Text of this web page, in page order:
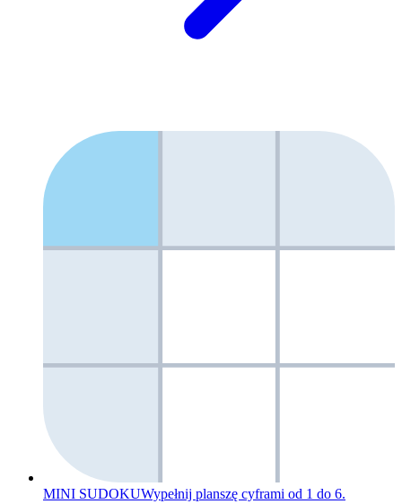
MINI SUDOKUWypełnij planszę cyframi od 1 do 6.